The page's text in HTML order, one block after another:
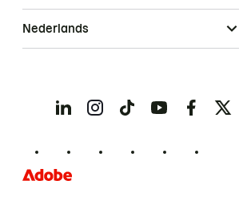
Nederlands